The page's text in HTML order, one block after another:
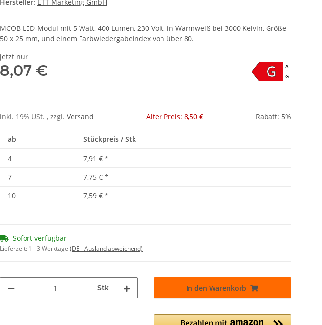
Hersteller: ETT Marketing GmbH
MCOB LED-Modul mit 5 Watt, 400 Lumen, 230 Volt, in Warmweiß bei 3000 Kelvin, Größe
50 x 25 mm, und einem Farbwiedergabeindex von über 80.
jetzt nur
8,07 € A
↑
G
G
inkl. 19% USt. , zzgl. Versand Alter Preis: 8,50 € Rabatt: 5%
ab Stückpreis / Stk
4 7,91 € *
7
7,75 € *
10
7,59 € *
Sofort verfügbar
Lieferzeit: 1 - 3 Werktage (DE - Ausland abweichend)
Stk In den Warenkorb